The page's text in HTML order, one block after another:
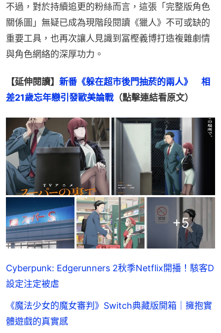
不過，對於持續追更的粉絲而言，這張「完整版角色
關係圖」無疑已成為現階段閱讀《獵人》不可或缺的
重要工具，也再次讓人見識到冨樫義博打造複雜劇情
與角色網絡的深厚功力。
【延伸閱讀】 新番《躲在超市後門抽菸的兩人》　相
差21歲忘年戀引發歐美論戰（點擊連結看原文）
+5
Cyberpunk: Edgerunners 2秋季Netflix開播！駭客D
設定注定被虐
《魔法少女的魔女審判》Switch典藏版開箱｜擁抱實
體遊戲的真實感